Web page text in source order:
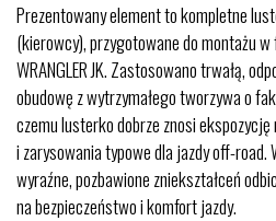
Prezentowany element to kompletne
(kierowcy), przygotowane do montażu w
WRANGLER JK. Zastosowano trwałą,
obudowę z wytrzymałego tworzywa o
czemu lusterko dobrze znosi ekspozycję
i zarysowania typowe dla jazdy off-road.
wyraźne, pozbawione zniekształceń
na bezpieczeństwo i komfort jazdy.